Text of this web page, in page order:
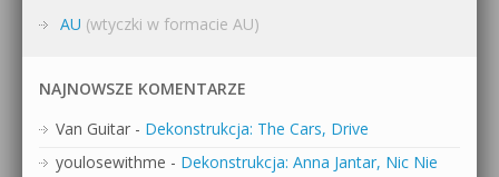
AU (wtyczki w formacie AU)
NAJNOWSZE KOMENTARZE
Van Guitar - Dekonstrukcja: The Cars, Drive
youlosewithme - Dekonstrukcja: Anna Jantar, Nic Nie